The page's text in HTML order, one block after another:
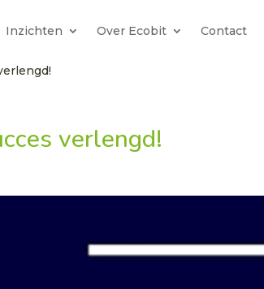
Inzichten Over Ecobit Contact
verlengd!